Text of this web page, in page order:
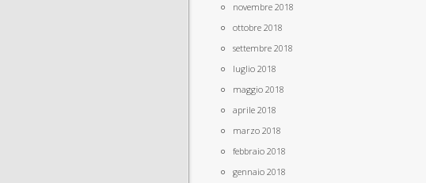
novembre 2018
ottobre 2018
settembre 2018
luglio 2018
maggio 2018
aprile 2018
marzo 2018
febbraio 2018
gennaio 2018